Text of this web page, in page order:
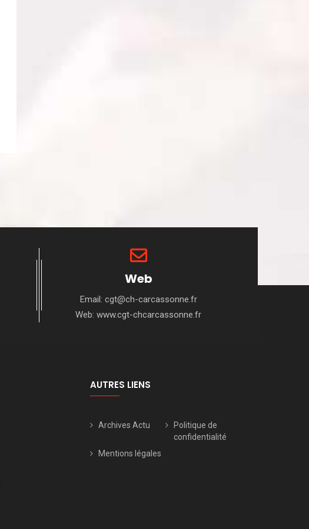
Web
Email: cgt@ch-carcassonne.fr
Web:www.cgt-chcarcassonne.fr
AUTRES LIENS
Archives Actu
Politique de
confidentialité
Mentions légales